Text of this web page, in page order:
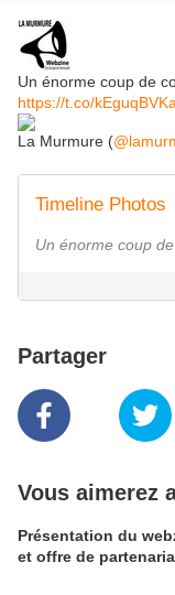
Un énorme coup de
https://t.co/
La Murmure (
Timeline Photos
Un énorme coup
Partager
Vous aimerez
Présentation du
et offre de